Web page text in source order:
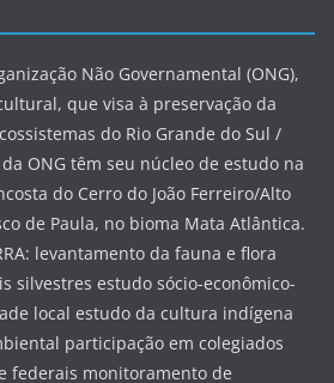
Não Governamental (ONG),
que visa à preservação da
do Rio Grande do Sul /
ONG têm seu núcleo de estudo na
do Cerro do João Ferreiro/Alto
de Paula, no bioma Mata Atlântica.
levantamento da fauna e flora
silvestres estudo sócio-econômico-
local estudo da cultura indígena
participação em colegiados
federais monitoramento de